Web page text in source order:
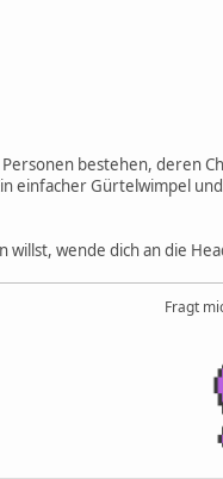
bestehen, deren
einfacher Gürtelwimpel
wende dich an die
Fragt